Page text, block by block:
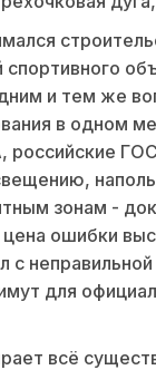
спортивного
и тем же
в одном
российские
зонам -
цена ошибки
с
для
всё